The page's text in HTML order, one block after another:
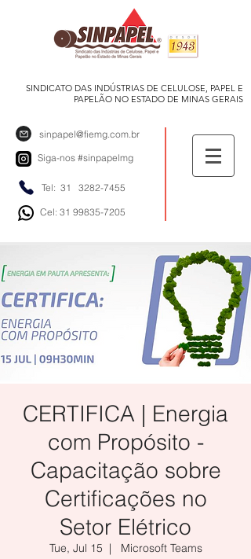
SINDICATO DAS INDÚSTRIAS DE CELULOSE, PAPEL E
PAPELÃO NO ESTADO DE MINAS GERAIS
sinpapel@fiemg.com.br
Siga-nos #sinpapelmg
Tel: 31 3282-7455
Cel: 31 99835-7205
CERTIFICA | Energia
com Propósito -
Capacitação sobre
Certificações no
Setor Elétrico
Tue, Jul 15
  |
Microsoft Teams